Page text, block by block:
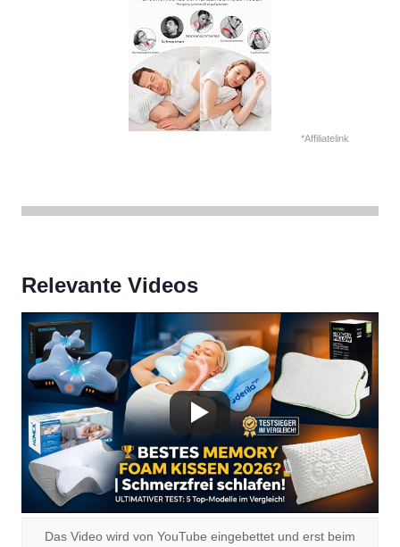
*Affiliatelink
Relevante Videos
Das Video wird von YouTube eingebettet und erst beim